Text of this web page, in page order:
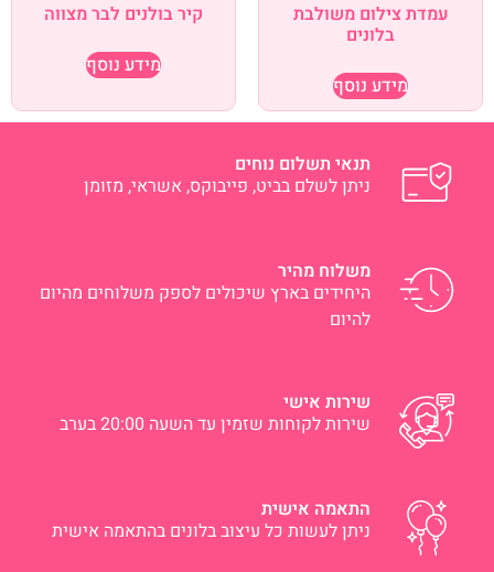
עמדת צילום משולבת
בלונים
מידע נוסף
קיר בולנים לבר מצווה
מידע נוסף
תנאי תשלום נוחים
ניתן לשלם בביט, פייבוקס, אשראי, מזומן
משלוח מהיר
היחידים בארץ שיכולים לספק משלוחים מהיום
להיום
שירות אישי
שירות לקוחות שזמין עד השעה 20:00 בערב
התאמה אישית
ניתן לעשות כל עיצוב בלונים בהתאמה אישית